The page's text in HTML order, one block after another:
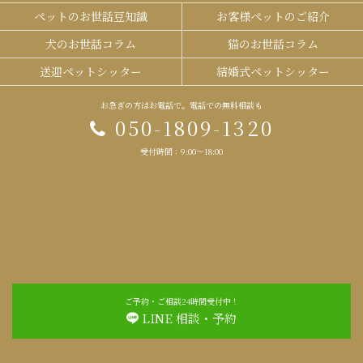
ペットのお世話豆知識
お客様ペットのご紹介
犬のお世話コラム
猫のお世話コラム
送迎ペットシッター
結婚式ペットシッター
お急ぎの方はお電話で。電話での無料相談も
050-1809-1320
受付時間：9:00～18:00
ご予約・ご相談24時間受付中！
LINE 相談・予約